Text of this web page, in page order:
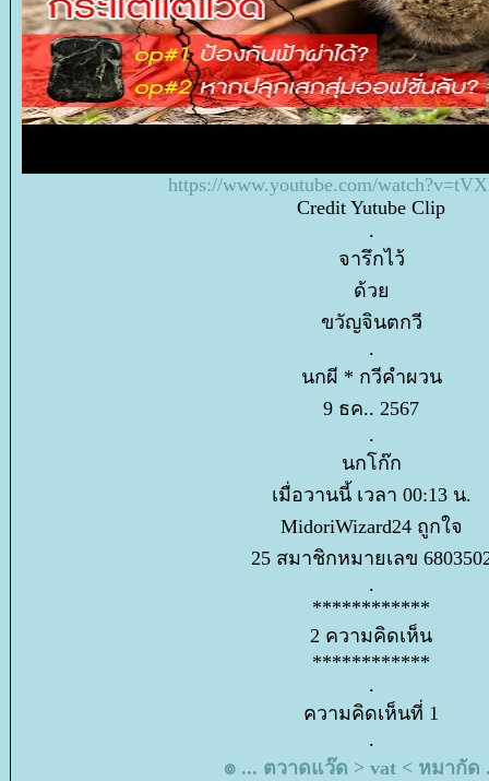
https://www.youtube.com/
Credit Yutube Clip
.
จารึกไว้
ด้ว
ขวัญจินตกวี
.
นกผี * กวีคำผวน
9 ธค.. 2567
.
นกโก๊ก
เมื่อวานนี้ เวลา 00:13 น.
MidoriWizard24 ถูกใจ
25 สมาชิกหมายเลข
.
************
2 ความคิดเห็น
************
.
ความคิดเห็นที่ 1
.
๏ ... ตวาดแว๊ด > vat < หมากัด